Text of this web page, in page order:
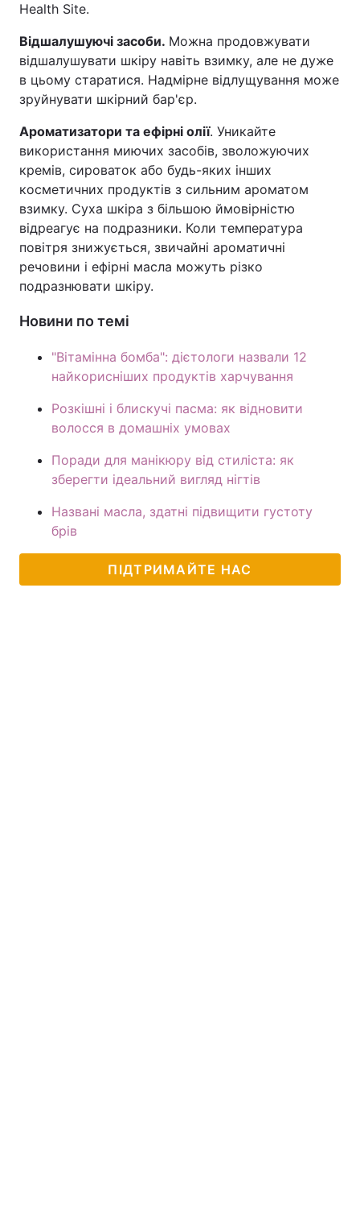
Health Site.
Відшалушуючі засоби. Можна продовжувати
відшалушувати шкіру навіть взимку, але не дуже
в цьому старатися. Надмірне відлущування може
зруйнувати шкірний бар'єр.
Ароматизатори та ефірні олії. Уникайте
використання миючих засобів, зволожуючих
кремів, сироваток або будь-яких інших
косметичних продуктів з сильним ароматом
взимку. Суха шкіра з більшою ймовірністю
відреагує на подразники. Коли температура
повітря знижується, звичайні ароматичні
речовини і ефірні масла можуть різко
подразнювати шкіру.
Новини по темі
"Вітамінна бомба": дієтологи назвали 12
найкорисніших продуктів харчування
Розкішні і блискучі пасма: як відновити
волосся в домашніх умовах
Поради для манікюру від стиліста: як
зберегти ідеальний вигляд нігтів
Названі масла, здатні підвищити густоту
брів
ПІДТРИМАЙТЕ НАС